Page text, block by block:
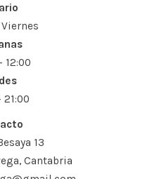
12:00
21:00
13
Cantabria